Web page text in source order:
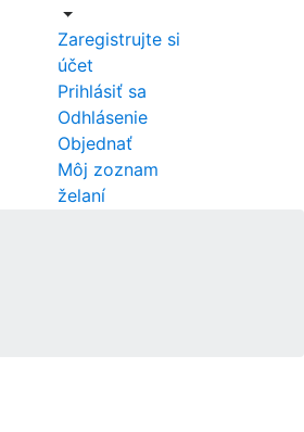
Zaregistrujte si
účet
Prihlásiť sa
Odhlásenie
Objednať
Môj zoznam
želaní